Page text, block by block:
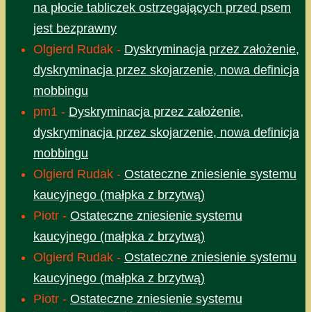
na płocie tabliczek ostrzegających przed psem
jest bezprawny
Olgierd Rudak - Dyskryminacja przez założenie,
dyskryminacja przez skojarzenie, nowa definicja
mobbingu
pm1 - Dyskryminacja przez założenie,
dyskryminacja przez skojarzenie, nowa definicja
mobbingu
Olgierd Rudak - Ostateczne zniesienie systemu
kaucyjnego (małpka z brzytwą)
Piotr - Ostateczne zniesienie systemu
kaucyjnego (małpka z brzytwą)
Olgierd Rudak - Ostateczne zniesienie systemu
kaucyjnego (małpka z brzytwą)
Piotr - Ostateczne zniesienie systemu